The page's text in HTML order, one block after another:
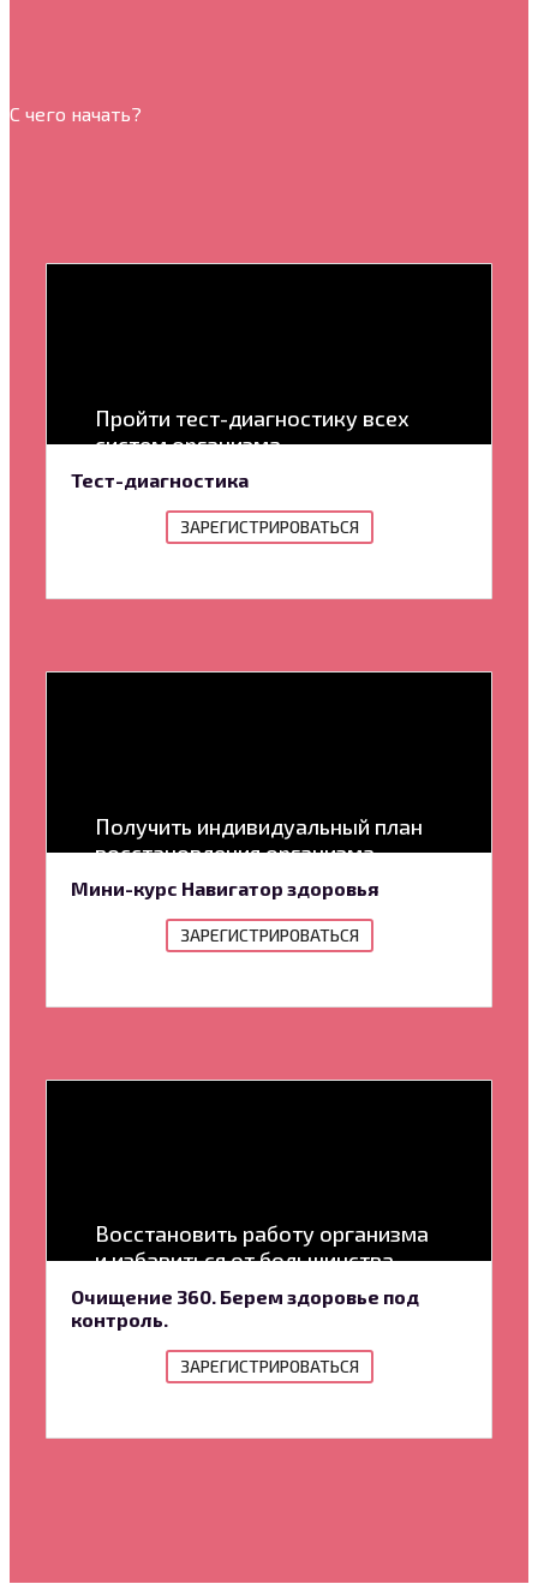
С чего начать?
Пройти тест-диагностику всех
систем организма
Тест-диагностика
ЗАРЕГИСТРИРОВАТЬСЯ
Получить индивидуальный план
восстановления организма
Мини-курс Навигатор здоровья
ЗАРЕГИСТРИРОВАТЬСЯ
Восстановить работу организма
и избавиться от большинства
проблем со здоровьем
Очищение 360. Берем здоровье под
контроль.
ЗАРЕГИСТРИРОВАТЬСЯ